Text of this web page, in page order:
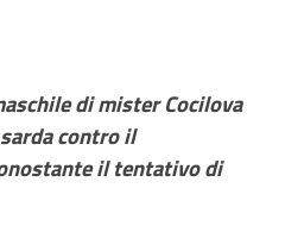
di mister Cocilova
contro il
il tentativo di